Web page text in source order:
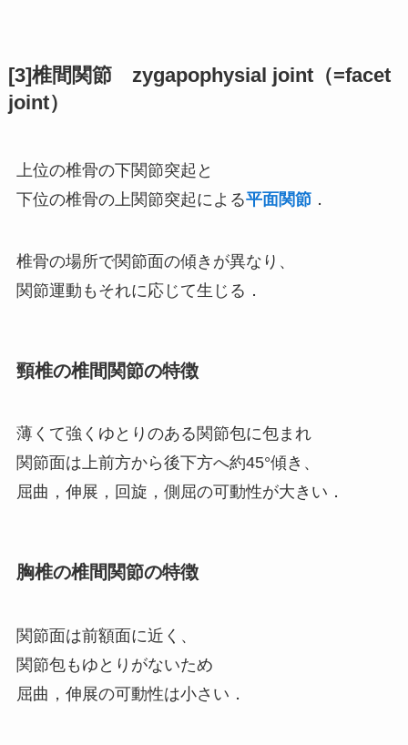
[3]椎間関節 zygapophysial joint（=facet
joint）
上位の椎骨の下関節突起と
下位の椎骨の上関節突起による平面関節．
椎骨の場所で関節面の傾きが異なり、
関節運動もそれに応じて生じる．
頸椎の椎間関節の特徴
薄くて強くゆとりのある関節包に包まれ
関節面は上前方から後下方へ約45°傾き、
屈曲，伸展，回旋，側屈の可動性が大きい．
胸椎の椎間関節の特徴
関節面は前額面に近く、
関節包もゆとりがないため
屈曲，伸展の可動性は小さい．